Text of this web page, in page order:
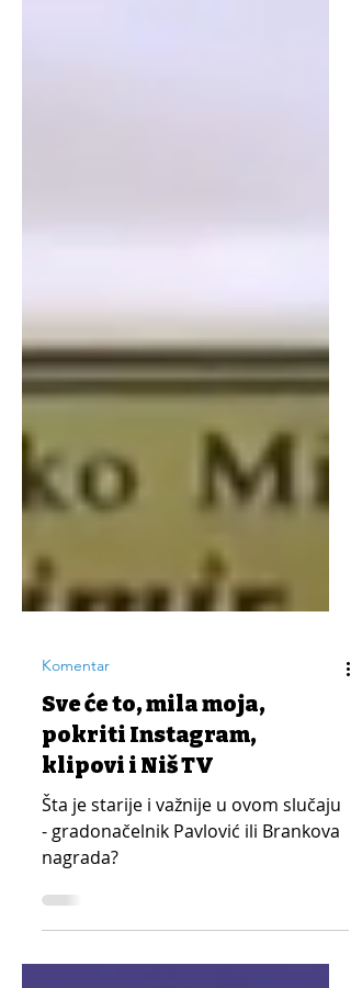
Komentar
Sve će to, mila moja,
pokriti Instagram,
klipovi i Niš TV
Šta je starije i važnije u ovom slučaju
nagrada?